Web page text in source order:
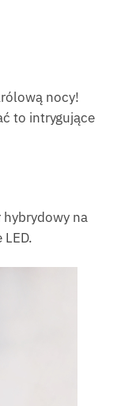
nocy!
to intrygujące
hybrydowy na